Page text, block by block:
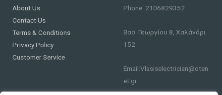
About Us
Contact Us
Terms & Conditions
Privacy Policy
Customer Service
Phone: 2106829352
Βασ. Γεωργίου 8, Χαλάνδρι
152
Email:Vlasiselectrician@oten
et.gr